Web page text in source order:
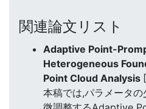
関連論文リスト
Adaptive Point-
Heterogeneous
Point Cloud Analysis
本稿では,パラメータ